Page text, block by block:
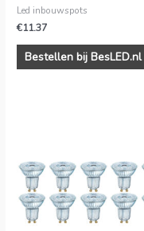
Led inbouwspots
€11.37
Bestellen bij BesLED.nl